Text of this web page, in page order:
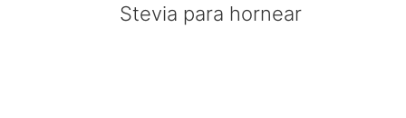
Stevia para hornear